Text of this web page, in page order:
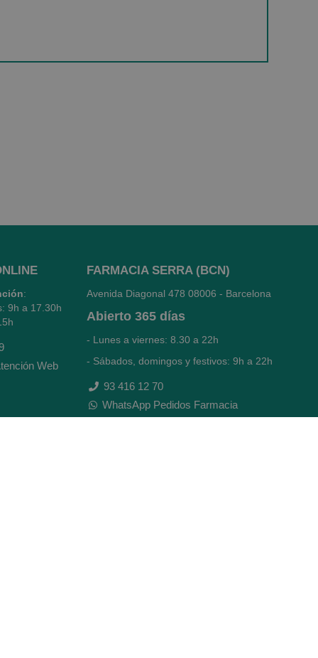
:
9h a 17.30h
Web
FARMACIA SERRA (BCN)
Avenida Diagonal 478 08006 - Barcelona
Abierto 365 días
- Lunes a viernes: 8.30 a 22h
- Sábados, domingos y festivos: 9h a 22h
93 416 12 70
WhatsApp Pedidos Farmacia